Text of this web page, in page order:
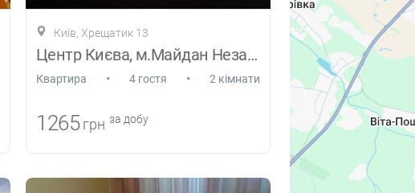
Київ, Хрещатик 13
Центр Києва, м.Майдан Незалежності 2кім.
Квартира • 4 гостя • 2 кімнати
1265 грн за добу